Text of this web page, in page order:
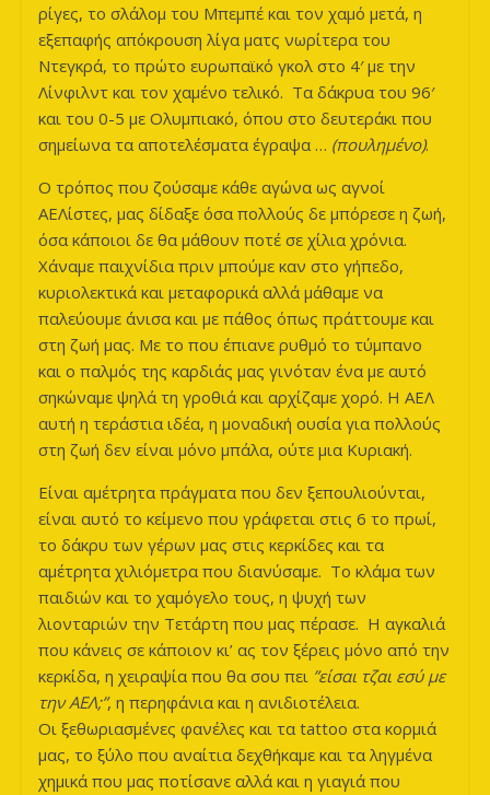
ρίγες, το σλάλομ του Μπεμπέ και τον χαμό μετά, η
εξεπαφής απόκρουση λίγα ματς νωρίτερα του
Ντεγκρά, το πρώτο ευρωπαϊκό γκολ στο 4′ με την
Λίνφιλντ και τον χαμένο τελικό. Τα δάκρυα του 96′
και του 0-5 με Ολυμπιακό, όπου στο δευτεράκι που
σημείωνα τα αποτελέσματα έγραψα … (πουλημένο).
Ο τρόπος που ζούσαμε κάθε αγώνα ως αγνοί
ΑΕΛίστες, μας δίδαξε όσα πολλούς δε μπόρεσε η ζωή,
όσα κάποιοι δε θα μάθουν ποτέ σε χίλια χρόνια.
Χάναμε παιχνίδια πριν μπούμε καν στο γήπεδο,
κυριολεκτικά και μεταφορικά αλλά μάθαμε να
παλεύουμε άνισα και με πάθος όπως πράττουμε και
στη ζωή μας. Με το που έπιανε ρυθμό το τύμπανο
και ο παλμός της καρδιάς μας γινόταν ένα με αυτό
σηκώναμε ψηλά τη γροθιά και αρχίζαμε χορό. Η ΑΕΛ
αυτή η τεράστια ιδέα, η μοναδική ουσία για πολλούς
στη ζωή δεν είναι μόνο μπάλα, ούτε μια Κυριακή.
Είναι αμέτρητα πράγματα που δεν ξεπουλιούνται,
είναι αυτό το κείμενο που γράφεται στις 6 το πρωί,
το δάκρυ των γέρων μας στις κερκίδες και τα
αμέτρητα χιλιόμετρα που διανύσαμε. Το κλάμα των
παιδιών και το χαμόγελο τους, η ψυχή των
λιονταριών την Τετάρτη που μας πέρασε. Η αγκαλιά
που κάνεις σε κάποιον κι’ ας τον ξέρεις μόνο από την
κερκίδα, η χειραψία που θα σου πει ”είσαι τζαι εσύ με
την ΑΕΛ;”, η περηφάνια και η ανιδιοτέλεια.
Οι ξεθωριασμένες φανέλες και τα tattoo στα κορμιά
μας, το ξύλο που αναίτια δεχθήκαμε και τα ληγμένα
χημικά που μας ποτίσανε αλλά και η γιαγιά που